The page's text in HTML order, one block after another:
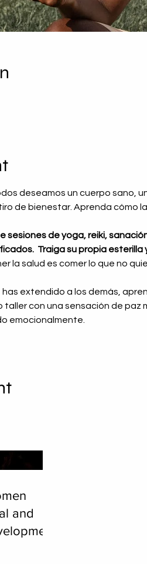
and
deseamos un cuerpo sano,
de bienestar. Aprenda cómo
sesiones de yoga, reiki,
Traiga su propia esterilla
taller con una sensación de
emocionalmente.